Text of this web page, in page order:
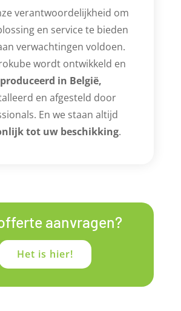
verantwoordelijkheid om
en service te bieden
verwachtingen voldoen.
wordt ontwikkeld en
in België,
en afgesteld door
En we staan altijd
tot uw beschikking.
aanvragen?
Het is hier!